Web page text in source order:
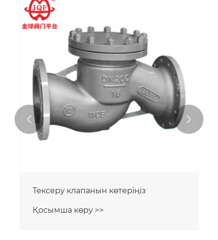
Тексеру клапанын көтеріңіз
Қосымша көру >>
 